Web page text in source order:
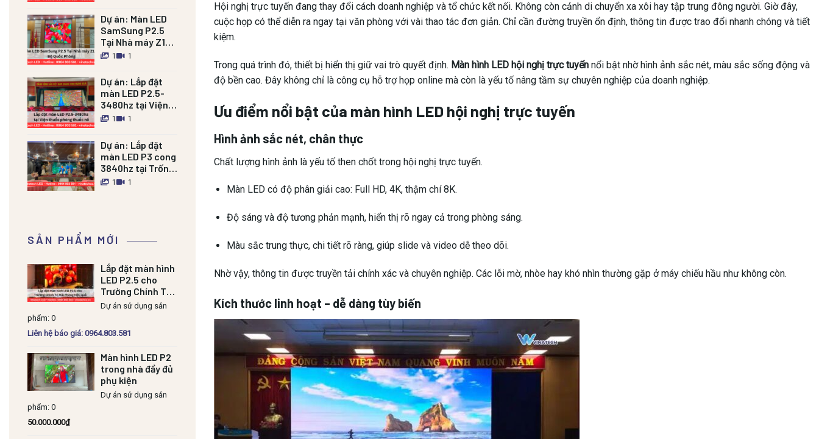
Dự án: Màn LED
SamSung P2.5
Tại Nhà máy Z121
Bộ Quốc Phòng
1 1
Dự án: Lắp đặt
màn LED P2.5-
3480hz tại Viện
thuốc phóng
1 1
Dự án: Lắp đặt
màn LED P3 cong
3840hz tại Trống
đồng Palace Nam
1 1
SẢN PHẨM MỚI
Lắp đặt màn hình
LED P2.5 cho
Trường Chính Trị
Hải Phòng hiệu
quả
Dự án sử dụng sản
phẩm: 0
Liên hệ báo giá: 0964.803.581
Màn hình LED P2
trong nhà đầy đủ
phụ kiện
Dự án sử dụng sản
phẩm: 0
50.000.000₫
Hội nghị trực tuyến đang thay đổi cách doanh nghiệp và tổ chức kết nối. Không còn cảnh di chuyển xa xôi hay tập trung đông người. Giờ đây,
cuộc họp có thể diễn ra ngay tại văn phòng với vài thao tác đơn giản. Chỉ cần đường truyền ổn định, thông tin được trao đổi nhanh chóng và tiết
kiệm.
Trong quá trình đó, thiết bị hiển thị giữ vai trò quyết định. Màn hình LED hội nghị trực tuyến nổi bật nhờ hình ảnh sắc nét, màu sắc sống động và
độ bền cao. Đây không chỉ là công cụ hỗ trợ họp online mà còn là yếu tố nâng tầm sự chuyên nghiệp của doanh nghiệp.
Ưu điểm nổi bật của màn hình LED hội nghị trực tuyến
Hình ảnh sắc nét, chân thực
Chất lượng hình ảnh là yếu tố then chốt trong hội nghị trực tuyến.
Màn LED có độ phân giải cao: Full HD, 4K, thậm chí 8K.
Độ sáng và độ tương phản mạnh, hiển thị rõ ngay cả trong phòng sáng.
Màu sắc trung thực, chi tiết rõ ràng, giúp slide và video dễ theo dõi.
Nhờ vậy, thông tin được truyền tải chính xác và chuyên nghiệp. Các lỗi mờ, nhòe hay khó nhìn thường gặp ở máy chiếu hầu như không còn.
Kích thước linh hoạt – dễ dàng tùy biến